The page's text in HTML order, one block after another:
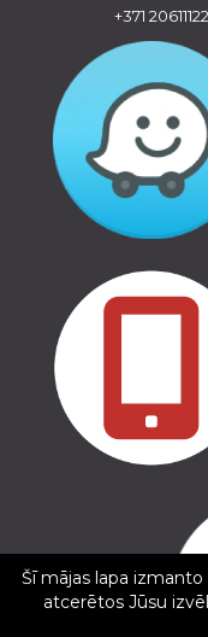
Copyright ©
Mājas
+371 20611122
Šī mājas lapa
atcerētos Jūsu